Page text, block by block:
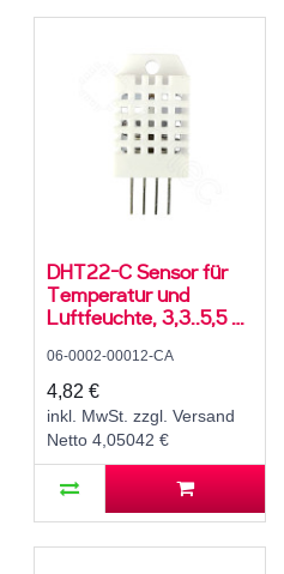
DHT22-C Sensor für
Temperatur und
Luftfeuchte, 3,3..5,5 V,
± 3 °C
06-0002-00012-CA
4,82 €
inkl. MwSt. zzgl. Versand
Netto 4,05042 €